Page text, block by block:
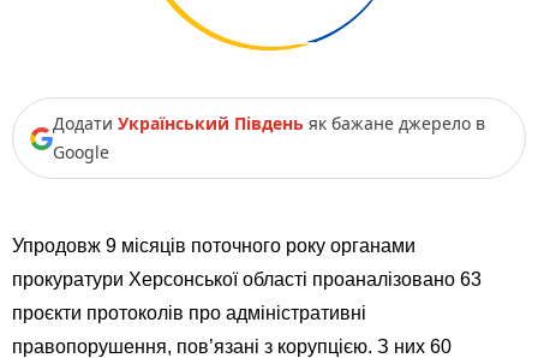
Додати Український Південь як бажане джерело в
Google
Упродовж 9 місяців поточного року органами
прокуратури Херсонської області проаналізовано 63
проєкти протоколів про адміністративні
правопорушення, пов’язані з корупцією. З них 60